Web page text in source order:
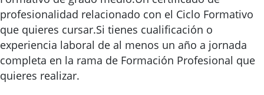
profesionalidad relacionado con el Ciclo Formativo
que quieres cursar.Si tienes cualificación o
experiencia laboral de al menos un año a jornada
completa en la rama de Formación Profesional que
quieres realizar.